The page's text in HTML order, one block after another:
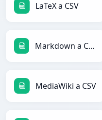
LaTeX a CSV
Markdown a CSV
MediaWiki a CSV